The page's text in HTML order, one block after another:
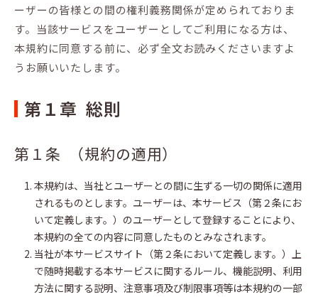
ーザーの皆様との間の権利義務関係が定められておりま
す。当該サービスをユーザーとしてご利用になる方は、
本規約に同意する前に、必ず全文お読みくださいますよ
うお願いいたします。
第１章 総則
第１条 （規約の適用）
本規約は、当社とユーザーとの間に生ずる一切の関係に適用
されるものとします。ユーザーは、本サービス（第２条にお
いて定義します。）のユーザーとして登録することにより、
本規約の全ての内容に同意したものとみなされます。
当社が本サービスサイト（第２条において定義します。）上
で随時掲載する本サービスに関するルール、機能説明、利用
方法に関する説明、注意事項及び制限事項等は本規約の一部